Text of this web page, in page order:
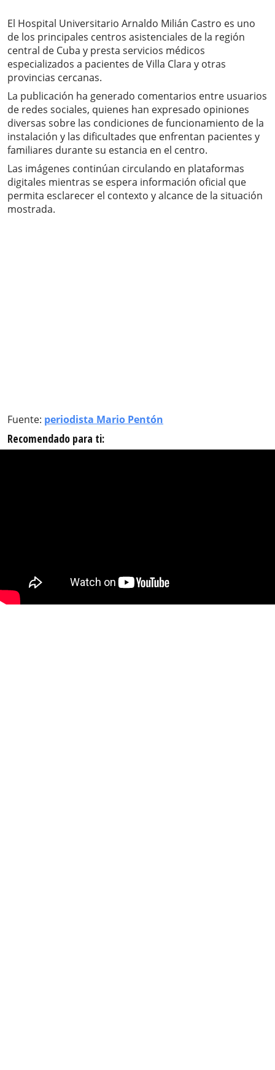
El Hospital Universitario Arnaldo Milián Castro es uno
de los principales centros asistenciales de la región
central de Cuba y presta servicios médicos
especializados a pacientes de Villa Clara y otras
provincias cercanas.
La publicación ha generado comentarios entre usuarios
de redes sociales, quienes han expresado opiniones
diversas sobre las condiciones de funcionamiento de la
instalación y las dificultades que enfrentan pacientes y
familiares durante su estancia en el centro.
Las imágenes continúan circulando en plataformas
digitales mientras se espera información oficial que
permita esclarecer el contexto y alcance de la situación
mostrada.
Fuente: periodista Mario Pentón
Recomendado para ti: